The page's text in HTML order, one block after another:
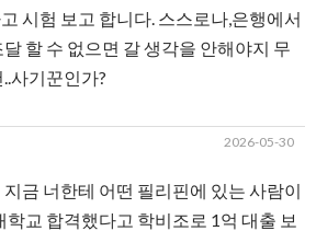
시험 보고 합니다. 스스로나,은행에서
할 수 없으면 갈 생각을 안해야지 무
사기꾼인가?
2026-05-30
금 너한테 어떤 필리핀에 있는 사람이
학교 합격했다고 학비조로 1억 대출 보